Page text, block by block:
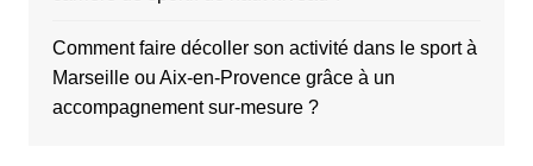
Comment faire décoller son activité dans le sport à
Marseille ou Aix-en-Provence grâce à un
accompagnement sur-mesure ?